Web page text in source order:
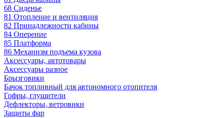
68 Сиденье
81 Отопление и вентиляция
82 Принадлежности кабины
84 Оперение
85 Платформа
86 Механизм подъема кузова
Аксессуары, автотовары
Аксессуары разное
Брызговики
Бачок топливный для автономного отопителя
Гофры, глушители
Дефлекторы, ветровики
Защиты фар